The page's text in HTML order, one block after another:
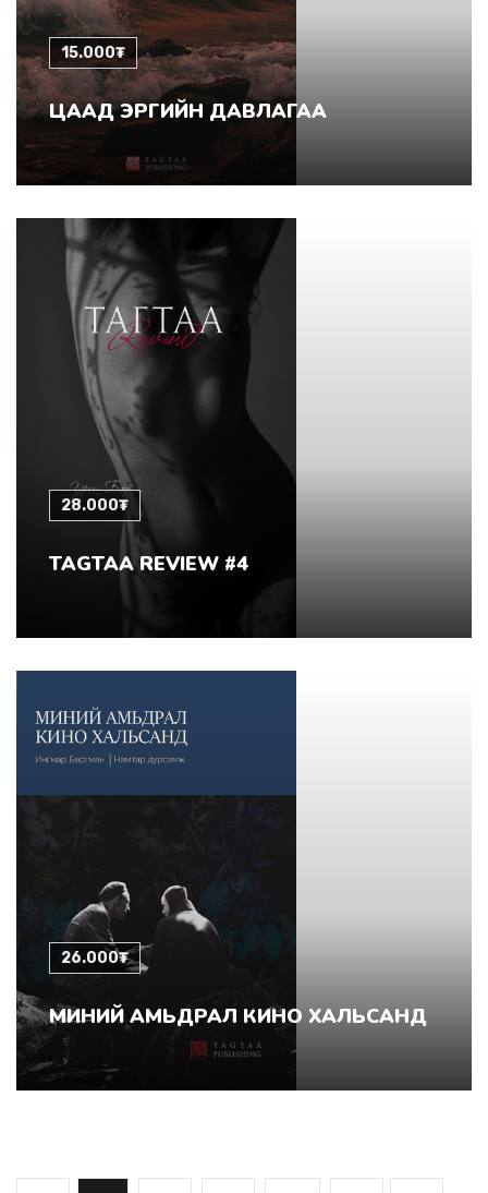
15.000₮
ЦААД ЭРГИЙН ДАВЛАГАА
28.000₮
TAGTAA REVIEW #4
26.000₮
МИНИЙ АМЬДРАЛ КИНО ХАЛЬСАНД